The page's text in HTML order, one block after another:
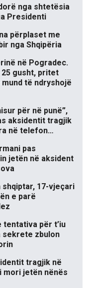
nga shtetësia
Presidenti
përplaset me
nga Shqipëria
në Pogradec.
gusht, pritet
të ndryshojë
për në punë”,
aksidentit tragjik
në telefon…
pas
jetën në aksident
shqiptar, 17-vjeçari
e parë
tentativa për t’iu
sekrete zbulon
tragjik në
mori jetën nënës